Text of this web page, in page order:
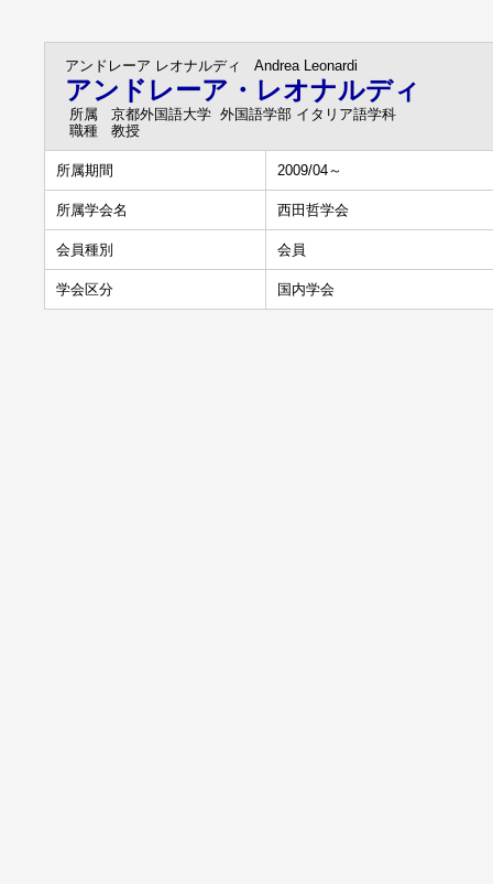
アンドレーア レオナルディ Andrea Leonardi
アンドレーア・レオナルディ
所属
京都外国語大学 外国語学部 イタリア語学科
職種
教授
所属期間 2009/04～
所属学会名 西田哲学会
会員種別 会員
学会区分 国内学会